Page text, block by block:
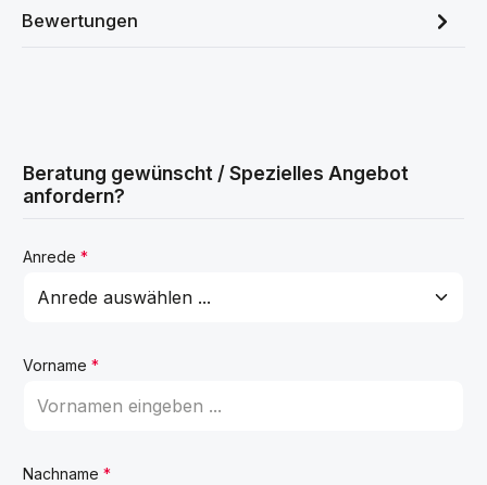
Bewertungen
Beratung gewünscht / Spezielles Angebot
anfordern?
Anrede *
Vorname *
Nachname *